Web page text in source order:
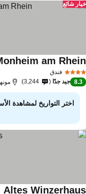
شائع
فندق
am
8.3 جيد جدًا 3,244
اختر التواريخ لمشاهدة
Altes